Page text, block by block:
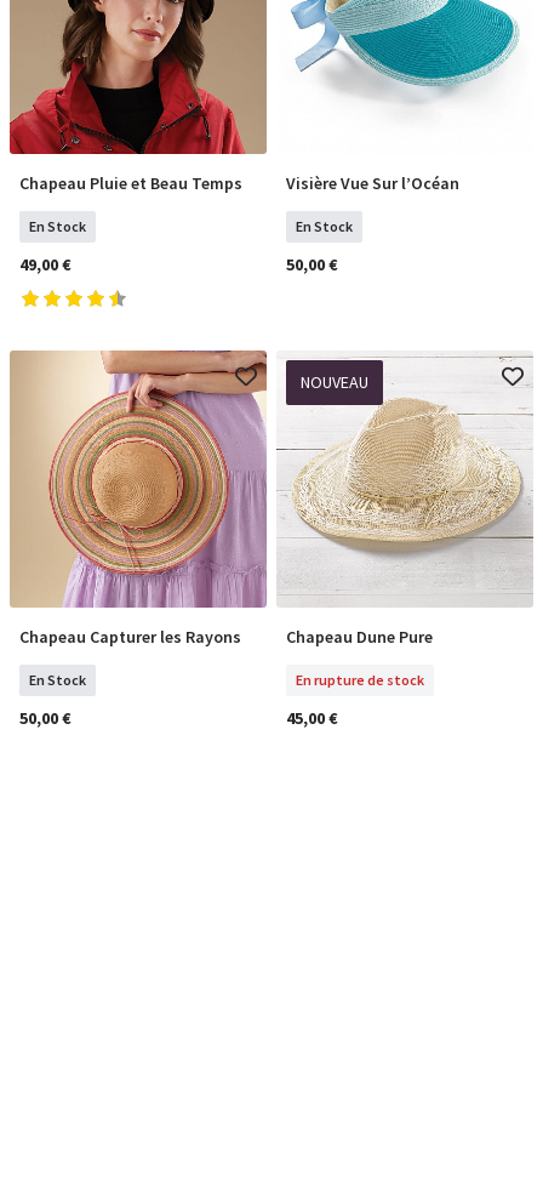
COMMANDER
Chapeau Pluie et Beau Temps
En Stock
49,00 €
COMMANDER
Visière Vue Sur l’Océan
En Stock
50,00 €
COMMANDER
Chapeau Capturer les Rayons
En Stock
50,00 €
NOUVEAU
En Rupture De Stock
Chapeau Dune Pure
En rupture de stock
45,00 €